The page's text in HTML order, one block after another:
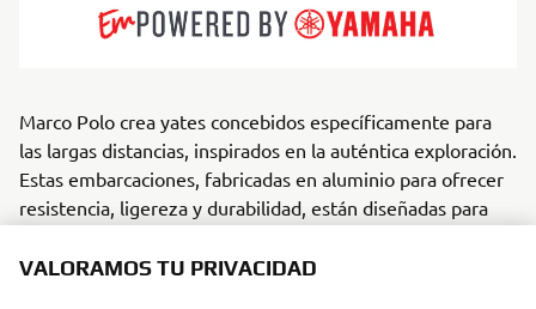
Marco Polo crea yates concebidos específicamente para
las largas distancias, inspirados en la auténtica exploración.
Estas embarcaciones, fabricadas en aluminio para ofrecer
resistencia, ligereza y durabilidad, están diseñadas para
navegación convencionales. Su diseño combina la
VALORAMOS TU PRIVACIDAD